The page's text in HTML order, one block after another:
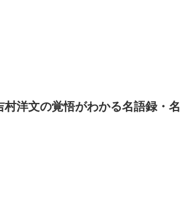
村洋文の覚悟がわかる名語録・名